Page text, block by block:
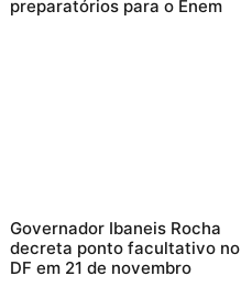
preparatórios para o Enem
Governador Ibaneis Rocha
decreta ponto facultativo no
DF em 21 de novembro